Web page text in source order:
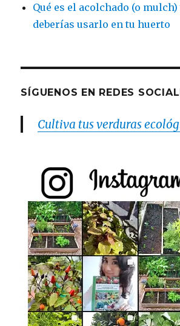
Qué es el acolchado (o
deberías usarlo en tu huerto
SÍGUENOS EN REDES
Cultiva tus verduras